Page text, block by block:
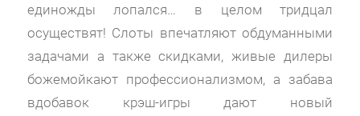
единожды лопался… в целом тридцал
осуществят! Слоты впечатляют обдуманными
задачами а также скидками, живые дилеры
божемойкают профессионализмом, а забава
вдобавок крэш-игры дают новый